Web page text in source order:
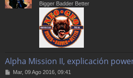
Bigger Badder Better
Alpha Mission II, explicación
MMar, 09 Ago 2016, 09:41